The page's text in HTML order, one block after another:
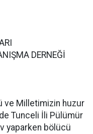
DERNEĞİ
ve Milletimizin huzur
Tunceli İli Pülümür
yaparken bölücü